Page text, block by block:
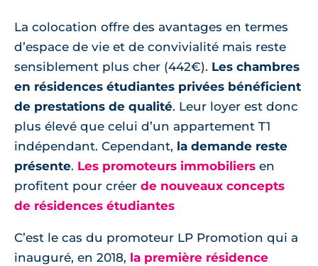
La colocation offre des avantages en termes
d’espace de vie et de convivialité mais reste
sensiblement plus cher (442€). Les chambres
en résidences étudiantes privées bénéficient
de prestations de qualité. Leur loyer est donc
plus élevé que celui d’un appartement T1
indépendant. Cependant, la demande reste
présente. Les promoteurs immobiliers en
profitent pour créer de nouveaux concepts
de résidences étudiantes
C’est le cas du promoteur LP Promotion qui a
inauguré, en 2018, la première résidence